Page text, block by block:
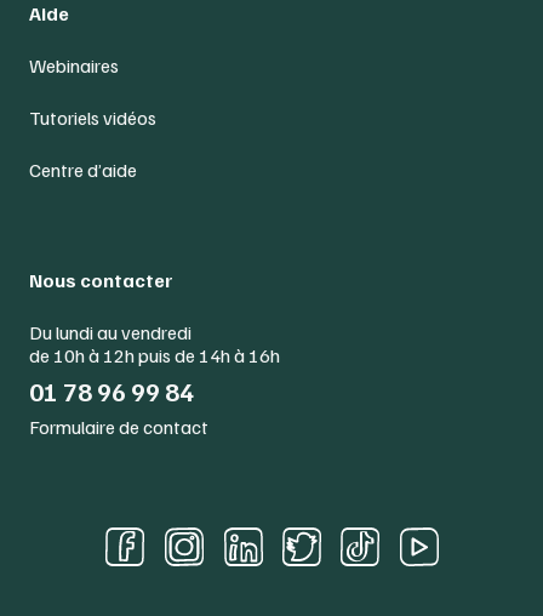
Aide
Webinaires
Tutoriels vidéos
Centre d’aide
Nous contacter
Du lundi au vendredi
de 10h à 12h puis de 14h à 16h
01 78 96 99 84
Formulaire de contact